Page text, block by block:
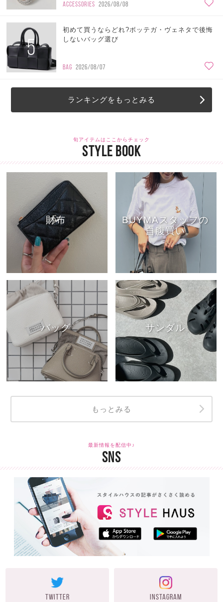
ACCESSORIES 2026/08/08
5
初めて買うならどれ?ボッテガ・ヴェネタで後悔
しないバッグ選び
BAG 2026/08/07
ランキングをもっとみる
旬アイテムはここからチェック
STYLE BOOK
財布
BUYMAスタッフの
自腹買い
バッグ サンダル
もっとみる
最新情報を配信中♪
SNS
TWITTER INSTAGRAM